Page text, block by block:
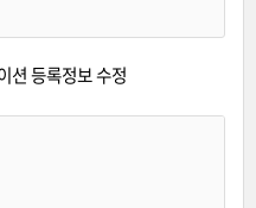
션 등록정보 수정